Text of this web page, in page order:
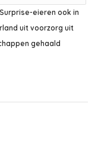
eieren ook in
uit voorzorg uit
gehaald